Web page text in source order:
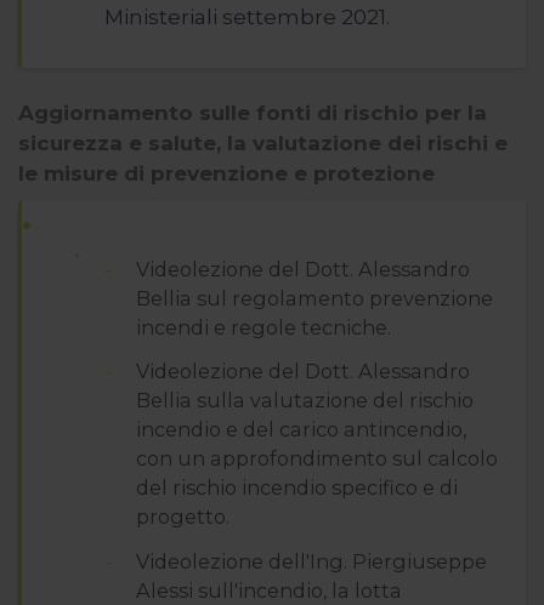
Ministeriali settembre 2021.
Aggiornamento sulle fonti di rischio per la
sicurezza e salute, la valutazione dei rischi e
le misure di prevenzione e protezione
Videolezione del Dott. Alessandro
Bellia sul regolamento prevenzione
incendi e regole tecniche.
Videolezione del Dott. Alessandro
Bellia sulla valutazione del rischio
incendio e del carico antincendio,
con un approfondimento sul calcolo
del rischio incendio specifico e di
progetto.
Videolezione dell'Ing. Piergiuseppe
Alessi sull'incendio, la lotta